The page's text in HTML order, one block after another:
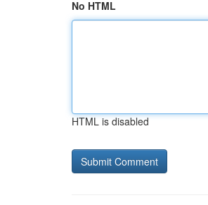
No HTML
HTML is disabled